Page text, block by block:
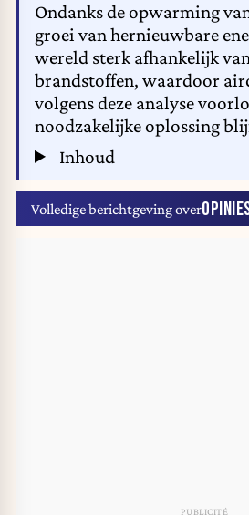
Ondanks de opwarming
groei van hernieuwbare
wereld sterk afhankelijk
brandstoffen, waardoor
volgens deze analyse
noodzakelijke oplossing
Inhoud
Volledige berichtgeving over